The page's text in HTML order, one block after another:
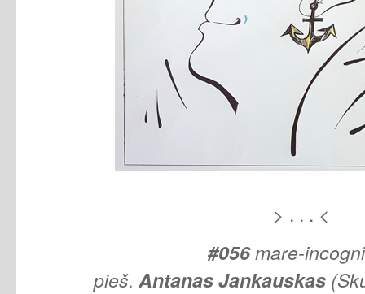
> . . . <
#056mare-
pieš. AntanasJankauskas